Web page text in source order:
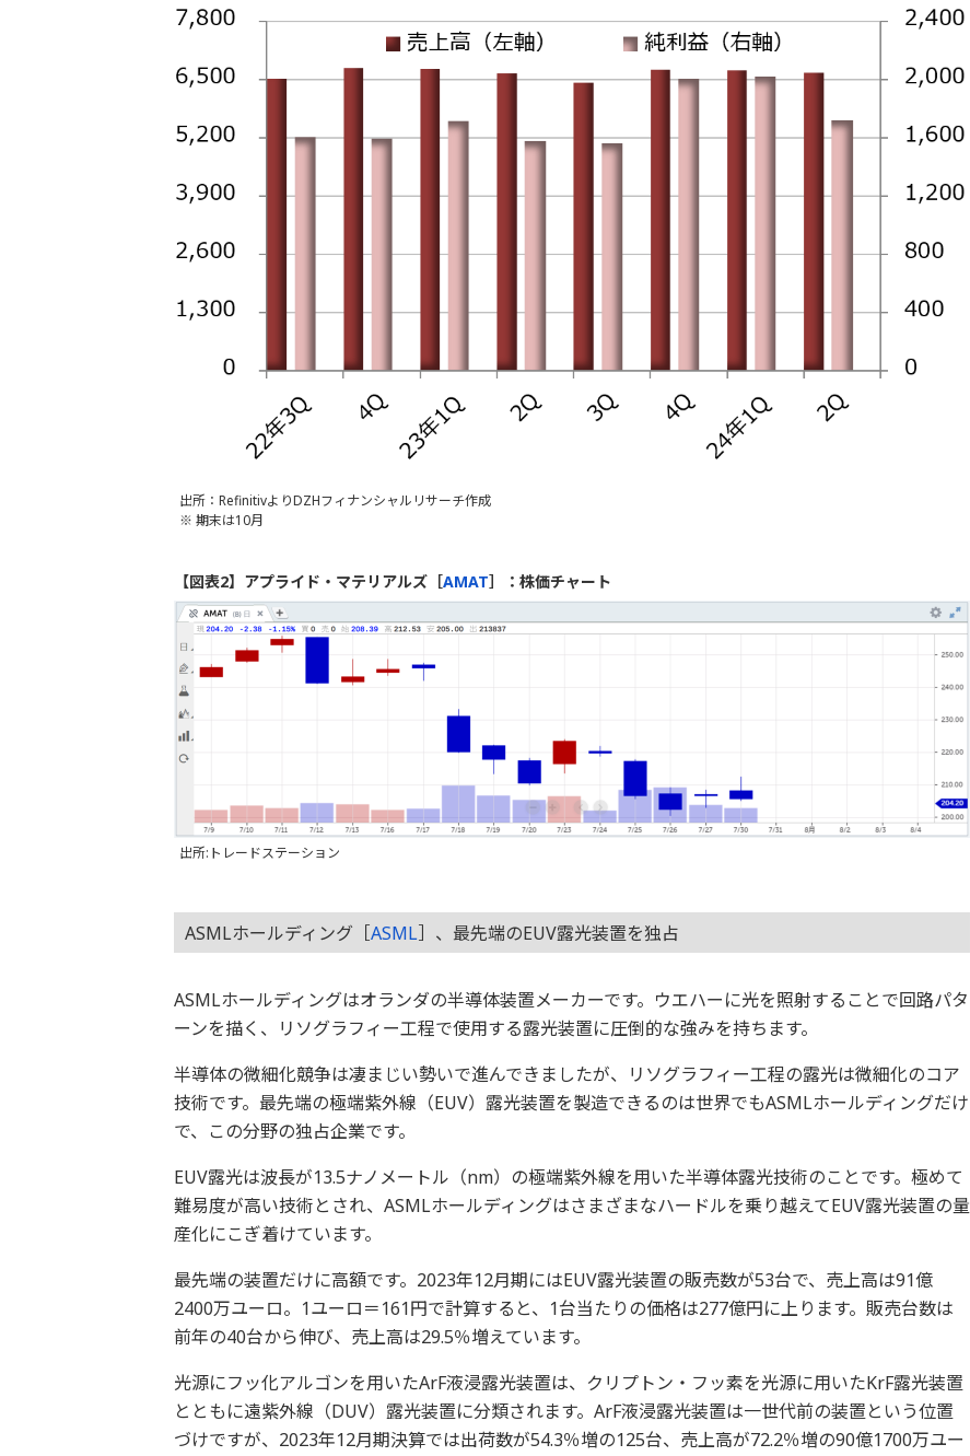
出所：RefinitivよりDZHフィナンシャルリサーチ作成
※ 期末は10月
【図表2】アプライド・マテリアルズ［AMAT］：株価チャート
出所:トレードステーション
ASMLホールディング［ASML］、最先端のEUV露光装置を独占
ASMLホールディングはオランダの半導体装置メーカーです。ウエハーに光を照射することで回路パタ
ーンを描く、リソグラフィー工程で使用する露光装置に圧倒的な強みを持ちます。
半導体の微細化競争は凄まじい勢いで進んできましたが、リソグラフィー工程の露光は微細化のコア
技術です。最先端の極端紫外線（EUV）露光装置を製造できるのは世界でもASMLホールディングだけ
で、この分野の独占企業です。
EUV露光は波長が13.5ナノメートル（nm）の極端紫外線を用いた半導体露光技術のことです。極めて
難易度が高い技術とされ、ASMLホールディングはさまざまなハードルを乗り越えてEUV露光装置の量
産化にこぎ着けています。
最先端の装置だけに高額です。2023年12月期にはEUV露光装置の販売数が53台で、売上高は91億
2400万ユーロ。1ユーロ＝161円で計算すると、1台当たりの価格は277億円に上ります。販売台数は
前年の40台から伸び、売上高は29.5％増えています。
光源にフッ化アルゴンを用いたArF液浸露光装置は、クリプトン・フッ素を光源に用いたKrF露光装置
とともに遠紫外線（DUV）露光装置に分類されます。ArF液浸露光装置は一世代前の装置という位置
づけですが、2023年12月期決算では出荷数が54.3％増の125台、売上高が72.2％増の90億1700万ユー